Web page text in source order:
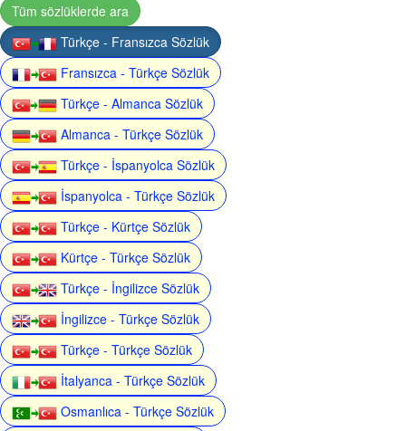
Tüm sözlüklerde ara
Türkçe - Fransızca Sözlük
Fransızca - Türkçe Sözlük
Türkçe - Almanca Sözlük
Almanca - Türkçe Sözlük
Türkçe - İspanyolca Sözlük
İspanyolca - Türkçe Sözlük
Türkçe - Kürtçe Sözlük
Kürtçe - Türkçe Sözlük
Türkçe - İngilizce Sözlük
İngilizce - Türkçe Sözlük
Türkçe - Türkçe Sözlük
İtalyanca - Türkçe Sözlük
Osmanlıca - Türkçe Sözlük